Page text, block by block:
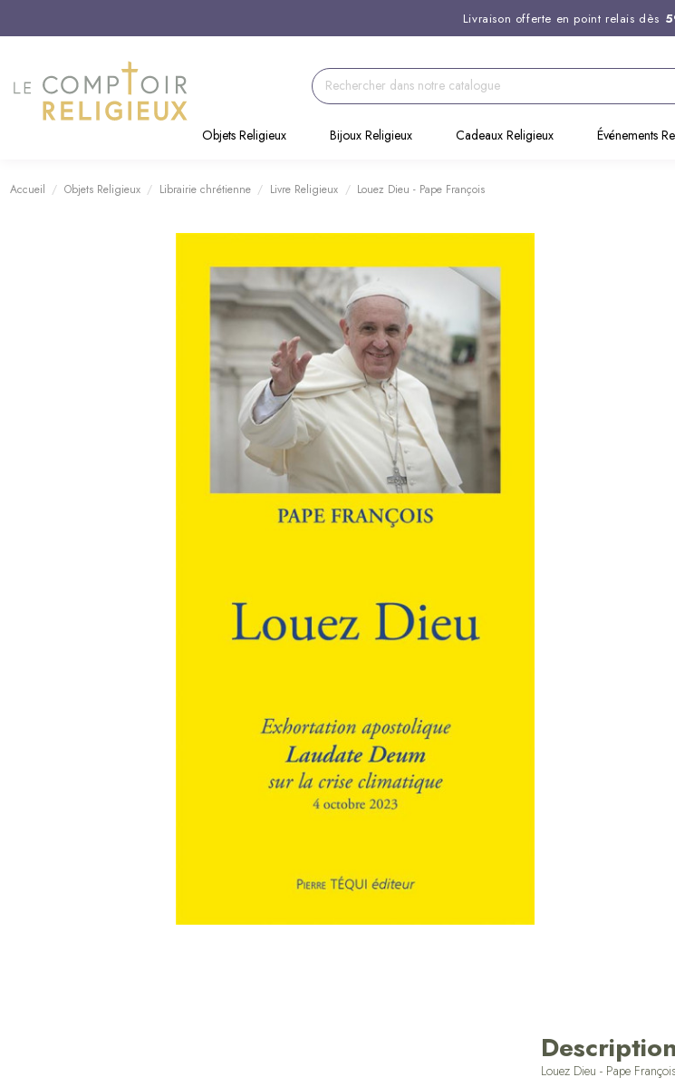
Livraison offerte en point relais dès
Support client disponible au
Commandez avant 14H, expédition
Objets Religieux
Bijoux Religieux Cadeaux Religieux Événements
Accueil Objets Religieux Librairie chrétienne Livre Religieux Louez Dieu - Pape François
Description
Louez Dieu - Pape François